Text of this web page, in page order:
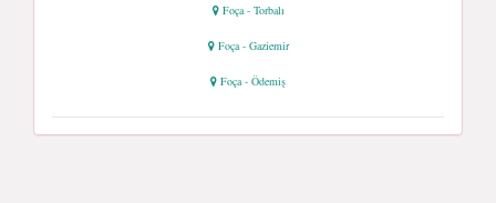
Foça - Torbalı
Foça - Gaziemir
Foça - Ödemiş